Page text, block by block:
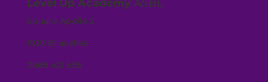
Level Up Academy ASBL
Square Apollo 2
1030 Bruxelles
0488 421 695